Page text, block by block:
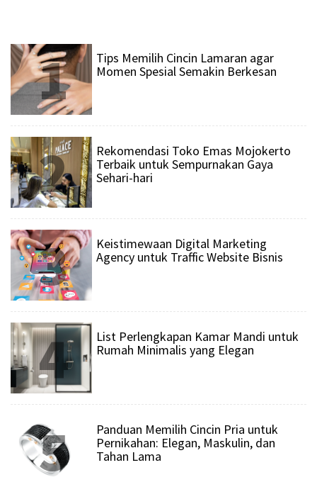
1
Tips Memilih Cincin Lamaran agar
Momen Spesial Semakin Berkesan
2
Rekomendasi Toko Emas Mojokerto
Terbaik untuk Sempurnakan Gaya
Sehari-hari
3
Keistimewaan Digital Marketing
Agency untuk Traffic Website Bisnis
4
List Perlengkapan Kamar Mandi untuk
Rumah Minimalis yang Elegan
5
Panduan Memilih Cincin Pria untuk
Pernikahan: Elegan, Maskulin, dan
Tahan Lama